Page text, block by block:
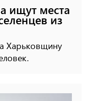
ищут места
из
Харьковщину